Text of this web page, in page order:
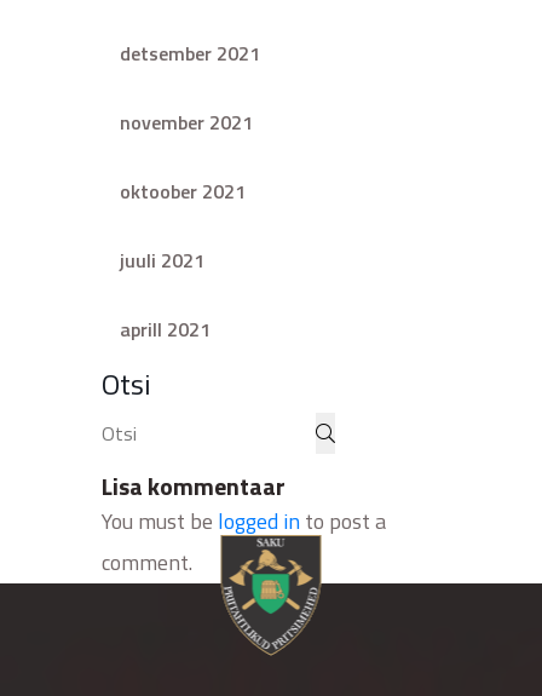
detsember 2021
november 2021
oktoober 2021
juuli 2021
aprill 2021
Otsi
Lisa kommentaar
You must be logged into post a
comment.